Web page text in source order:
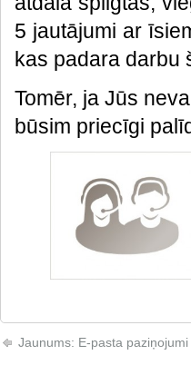
5 jautājumi ar
kas padara darbu
Tomēr, ja Jūs
būsim priecīgi
Jaunums: E-pasta